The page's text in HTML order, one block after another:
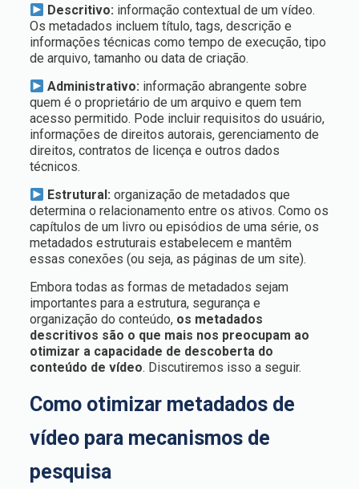
Descritivo: informação contextual de um vídeo.
Os metadados incluem título, tags, descrição e
informações técnicas como tempo de execução, tipo
de arquivo, tamanho ou data de criação.
Administrativo: informação abrangente sobre
quem é o proprietário de um arquivo e quem tem
acesso permitido. Pode incluir requisitos do usuário,
informações de direitos autorais, gerenciamento de
direitos, contratos de licença e outros dados
técnicos.
Estrutural: organização de metadados que
determina o relacionamento entre os ativos. Como os
capítulos de um livro ou episódios de uma série, os
metadados estruturais estabelecem e mantêm
essas conexões (ou seja, as páginas de um site).
Embora todas as formas de metadados sejam
importantes para a estrutura, segurança e
organização do conteúdo, os metadados
descritivos são o que mais nos preocupam ao
otimizar a capacidade de descoberta do
conteúdo de vídeo. Discutiremos isso a seguir.
Como otimizar metadados de
vídeo para mecanismos de
pesquisa